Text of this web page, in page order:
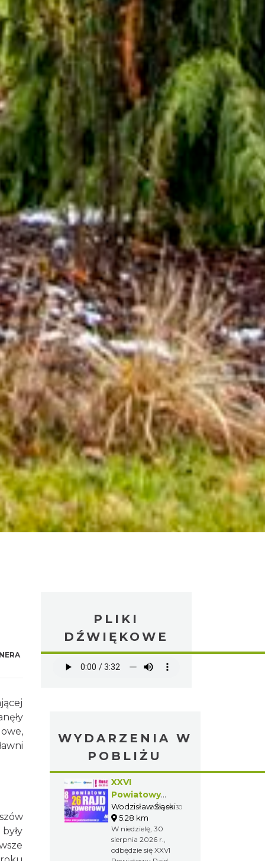
PLIKI
DŹWIĘKOWE
WYDARZENIA W
POBLIŻU
XXVI
Powiatowy
Rajd Rowerowy
Wodzisław Śląski
2026-08-30
5.28 km
W niedzielę, 30
sierpnia 2026 r.,
odbędzie się XXVI